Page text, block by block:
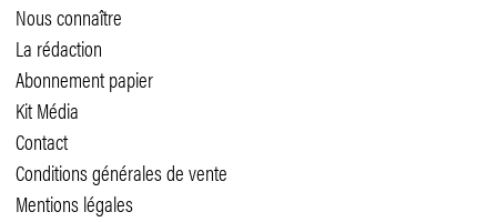
Nous connaître
La rédaction
Abonnement papier
Kit Média
Contact
Conditions générales de vente
Mentions légales